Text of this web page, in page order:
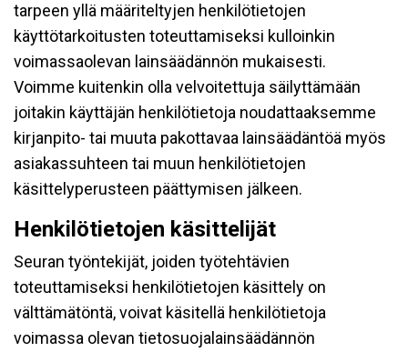
tarpeen yllä määriteltyjen henkilötietojen
käyttötarkoitusten toteuttamiseksi kulloinkin
voimassaolevan lainsäädännön mukaisesti.
Voimme kuitenkin olla velvoitettuja säilyttämään
joitakin käyttäjän henkilötietoja noudattaaksemme
kirjanpito- tai muuta pakottavaa lainsäädäntöä myös
asiakassuhteen tai muun henkilötietojen
käsittelyperusteen päättymisen jälkeen.
Henkilötietojen käsittelijät
Seuran työntekijät, joiden työtehtävien
toteuttamiseksi henkilötietojen käsittely on
välttämätöntä, voivat käsitellä henkilötietoja
voimassa olevan tietosuojalainsäädännön